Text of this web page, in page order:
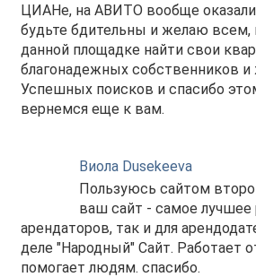
ЦИАНе, на АВИТО вообще
будьте бдительны и желаю всем,
данной площадке найти свои
благонадежных собственников и
Успешных поисков и спасибо
вернемся еще к вам.
Виола Dusekeeva
Пользуюсь сайтом
ваш сайт - самое лучшее
арендаторов, так и для
деле "Народный" Сайт. Работает
помогает людям. спасибо.